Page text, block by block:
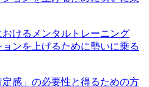
けるメンタルトレーニング
ンを上げるために勢いに乗る